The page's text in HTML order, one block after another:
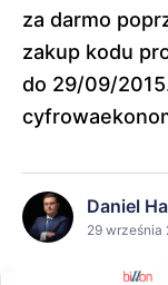
za darmo
zakup kodu
do 29/09/
Daniel
29 września